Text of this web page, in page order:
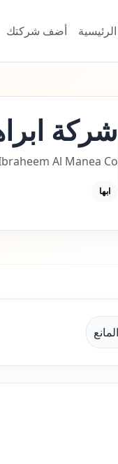
الرئيسية أضف شركتك
شركة
Al Manea Co
ابها